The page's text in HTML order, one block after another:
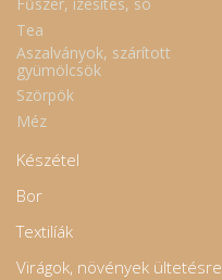
Tea
Aszalványok, szárított
gyümölcsök
Szörpök
Méz
Készétel
Bor
Textilíák
Virágok, növények ültetésre